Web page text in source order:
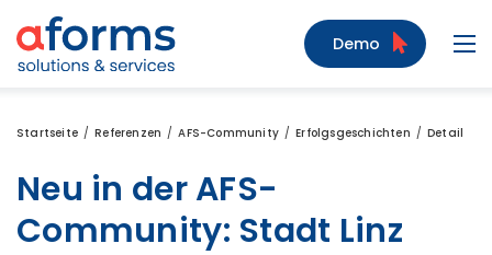
Zum Inhalt
Zum Menü
Zur Suche
Demo
Startseite Referenzen AFS-Community Erfolgsgeschichten Detail
Neu in der AFS-
Community: Stadt Linz